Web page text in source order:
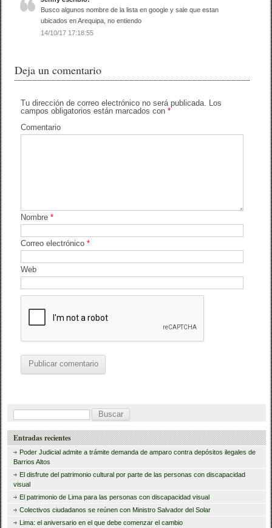
Busco algunos nombre de la lista en google y sale que estan
ubicados en Arequipa, no entiendo
14/10/17 17:18:55
Deja un comentario
Tu dirección de correo electrónico no será publicada. Los
campos obligatorios están marcados con*
Comentario
Nombre*
Correo electrónico*
Web
B
u
s
c
a
r
:
Entradas recientes
Poder Judicial admite a trámite demanda de amparo contra depósitos ilegales de
Barrios Altos
El disfrute del patrimonio cultural por parte de las personas con discapacidad
visual
El patrimonio de Lima para las personas con discapacidad visual
Colectivos ciudadanos se reúnen con Ministro Salvador del Solar
Lima: el aniversario en el que debe comenzar el cambio